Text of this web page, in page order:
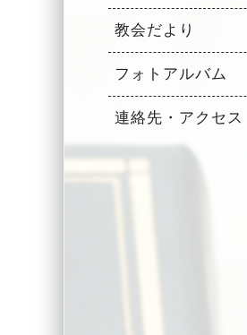
教会だより
フォトアルバム
連絡先・アクセス